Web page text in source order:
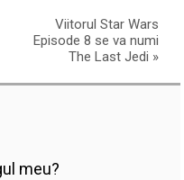
Viitorul Star Wars
Episode 8 se va numi
The Last Jedi »
meu?